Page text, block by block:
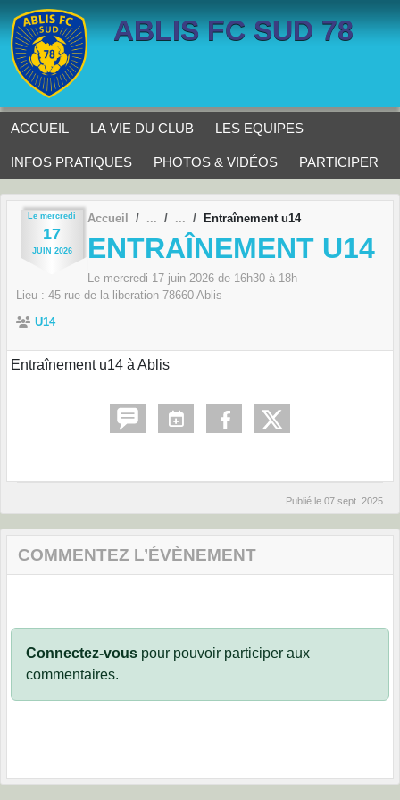
ABLIS FC SUD 78
ACCUEIL LA VIE DU CLUB LES EQUIPES
INFOS PRATIQUES PHOTOS & VIDÉOS PARTICIPER
Le mercredi
17
JUIN 2026
Accueil Entraînement u14
ENTRAÎNEMENT U14
Le mercredi 17 juin 2026 de 16h30 à 18h
Lieu : 45 rue de la liberation 78660 Ablis
U14
Entraînement u14 à Ablis
Publié le 07 sept. 2025
COMMENTEZ L’ÉVÈNEMENT
Connectez-vous pour pouvoir participer aux
commentaires.
Panneau de gestion des cookies